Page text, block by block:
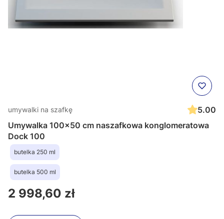
umywalki na szafkę
5.00
Umywalka 100x50 cm naszafkowa konglomeratowa
Dock 100
butelka 250 ml
butelka 500 ml
Cena
2 998,60 zł